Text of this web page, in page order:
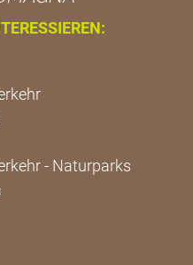
- Naturparks